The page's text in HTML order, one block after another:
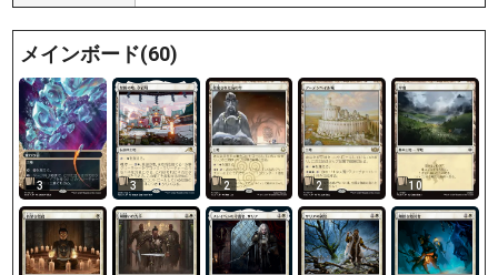
メインボード(60)
3 3 2 2 10